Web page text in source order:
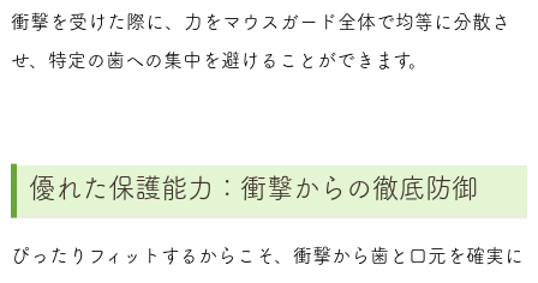
衝撃を受けた際に、力をマウスガード全体で均等に分散さ
せ、特定の歯への集中を避けることができます。
優れた保護能力：衝撃からの徹底防御
ぴったりフィットするからこそ、衝撃から歯と口元を確実に